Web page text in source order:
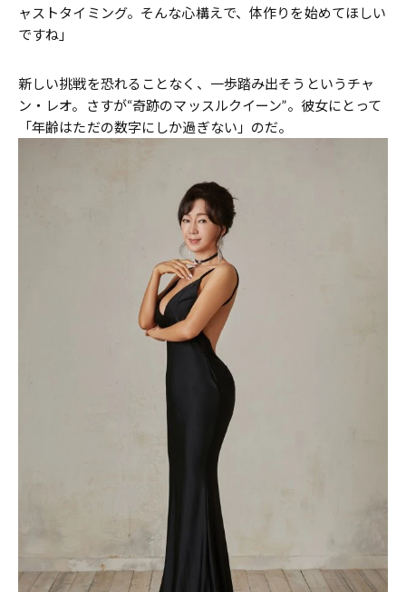
ャストタイミング。そんな心構えで、体作りを始めてほしい
ですね」
新しい挑戦を恐れることなく、一歩踏み出そうというチャ
ン・レオ。さすが“奇跡のマッスルクイーン”。彼女にとって
「年齢はただの数字にしか過ぎない」のだ。